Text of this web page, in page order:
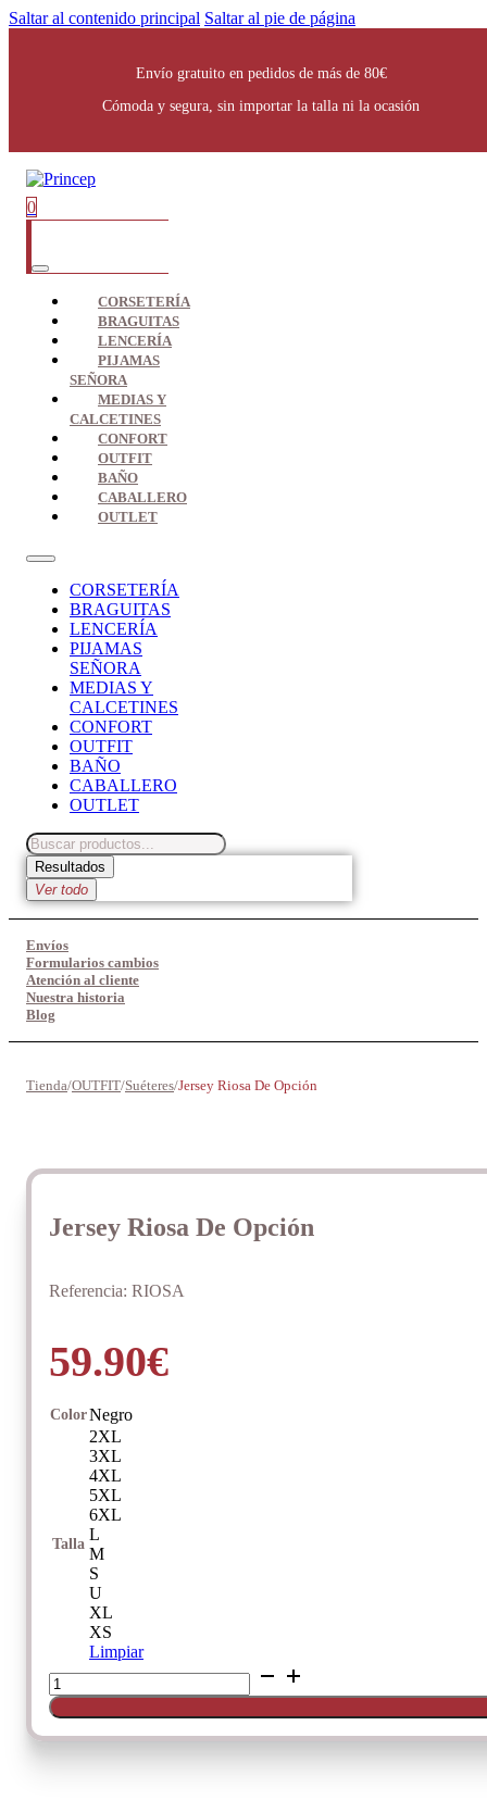
Saltar al contenido principal Saltar al pie de página
Envío gratuito en pedidos de más de 80€
Cómoda y segura, sin importar la talla ni la ocasión
0
CORSETERÍA
BRAGUITAS
LENCERÍA
PIJAMAS
SEÑORA
MEDIAS Y
CALCETINES
CONFORT
OUTFIT
BAÑO
CABALLERO
OUTLET
CORSETERÍA
BRAGUITAS
LENCERÍA
PIJAMAS
SEÑORA
MEDIAS Y
CALCETINES
CONFORT
OUTFIT
BAÑO
CABALLERO
OUTLET
Search
...Resultados
Ver todo
Envíos
Formularios cambios
Atención al cliente
Nuestra historia
Blog
Tienda/OUTFIT/Suéteres/Jersey Riosa De Opción
Jersey Riosa De Opción
Referencia: RIOSA
59.90€
ColorNegro
Talla
2XL
3XL
4XL
5XL
6XL
L
M
S
U
XL
XS
Limpiar
Jersey
Riosa
De